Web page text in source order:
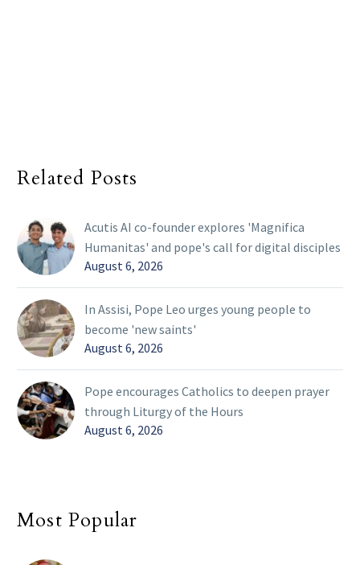
Related Posts
Acutis AI co-founder explores 'Magnifica
Humanitas' and pope's call for digital disciples
August 6, 2026
In Assisi, Pope Leo urges young people to
become 'new saints'
August 6, 2026
Pope encourages Catholics to deepen prayer
through Liturgy of the Hours
August 6, 2026
Most Popular